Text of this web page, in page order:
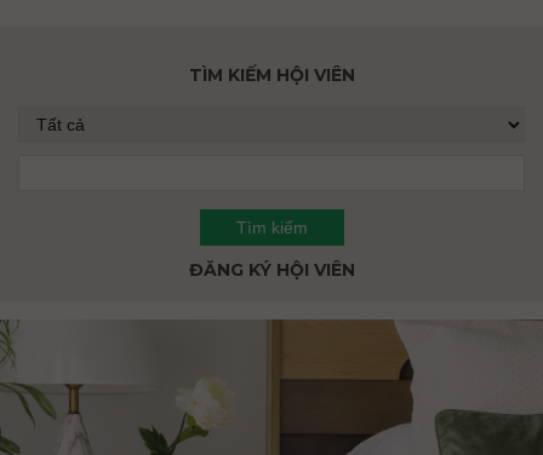
TÌM KIẾM HỘI VIÊN
ĐĂNG KÝ HỘI VIÊN